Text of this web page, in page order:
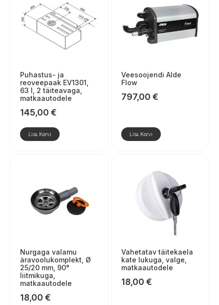
Puhastus- ja
reoveepaak EV1301,
63 l, 2 täiteavaga,
matkaautodele
145,00 €
Lisa Korvi
Veesoojendi Alde
Flow
797,00 €
Lisa Korvi
Nurgaga valamu
äravoolukomplekt, Ø
25/20 mm, 90°
liitmikuga,
matkaautodele
18,00 €
Vahetatav täitekaela
kate lukuga, valge,
matkaautodele
18,00 €